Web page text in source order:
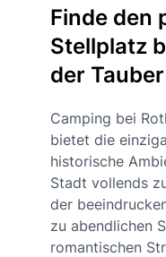
Finde den
Stellplatz
der Tauber
Camping bei
bietet die
historische
Stadt vollends
der
zu abendlichen
romantischen